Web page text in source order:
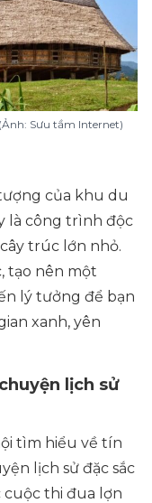
Sưu tầm Internet)
của khu du
là công trình độc
trúc lớn nhỏ.
tạo nên một
lý tưởng để bạn
xanh, yên
lịch sử
tìm hiểu về tín
lịch sử đặc sắc
cuộc thi đua lợn